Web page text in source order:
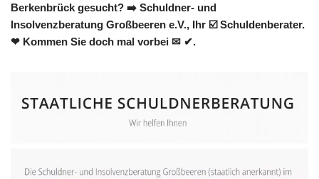
Berkenbrück gesucht? ➡️ Schuldner- und
Insolvenzberatung Großbeeren e.V., Ihr ☑️ Schuldenberater.
❤ Kommen Sie doch mal vorbei ✉ ✔.